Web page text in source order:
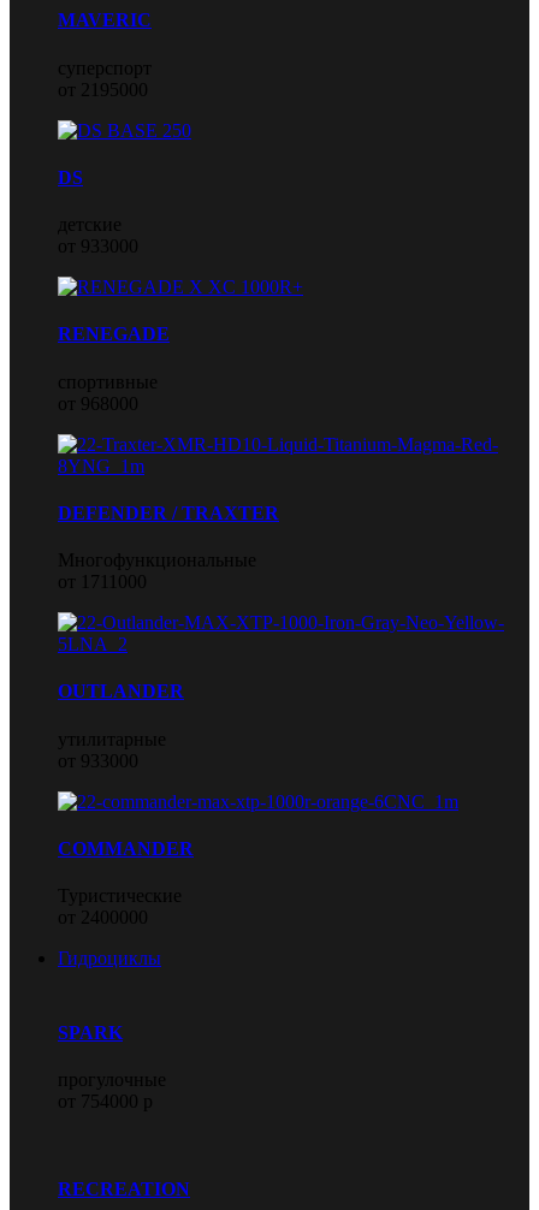
MAVERIC
суперспорт
от 2195000
DS
детские
от 933000
RENEGADE
спортивные
от 968000
DEFENDER / TRAXTER
Многофункциональные
от 1711000
OUTLANDER
утилитарные
от 933000
COMMANDER
Туристические
от 2400000
Гидроциклы
SPARK
прогулочные
от 754000 р
RECREATION